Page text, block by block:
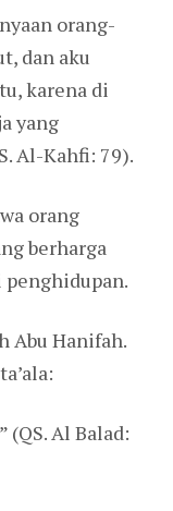
orang-
dan aku
karena di
yang
Al-Kahfi: 79).
orang
berharga
Abu Hanifah.
Al Balad: